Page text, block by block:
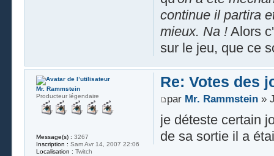
continue il partira
mieux. Na !Alors
sur le jeu, que ce
Re: Votes des
par Mr. Rammstein»
je déteste certain
de sa sortie il a
Mr. Rammstein
Producteur légendaire
Message(s) : 3267
Inscription : Sam Avr 14, 2007 22:06
Localisation : Twitch